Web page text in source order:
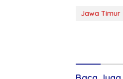
Jawa Timur